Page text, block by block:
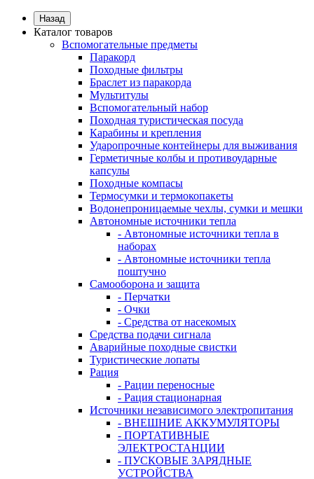
Назад
Каталог товаров
Вспомогательные предметы
Паракорд
Походные фильтры
Браслет из паракорда
Мультитулы
Вспомогательный набор
Походная туристическая посуда
Карабины и крепления
Ударопрочные контейнеры для выживания
Герметичные колбы и противоударные
капсулы
Походные компасы
Термосумки и термокопакеты
Водонепроницаемые чехлы, сумки и мешки
Автономные источники тепла
- Автономные источники тепла в
наборах
- Автономные источники тепла
поштучно
Самооборона и защита
- Перчатки
- Очки
- Средства от насекомых
Средства подачи сигнала
Аварийные походные свистки
Туристические лопаты
Рация
- Рации переносные
- Рация стационарная
Источники независимого электропитания
- ВНЕШНИЕ АККУМУЛЯТОРЫ
- ПОРТАТИВНЫЕ
ЭЛЕКТРОСТАНЦИИ
- ПУСКОВЫЕ ЗАРЯДНЫЕ
УСТРОЙСТВА